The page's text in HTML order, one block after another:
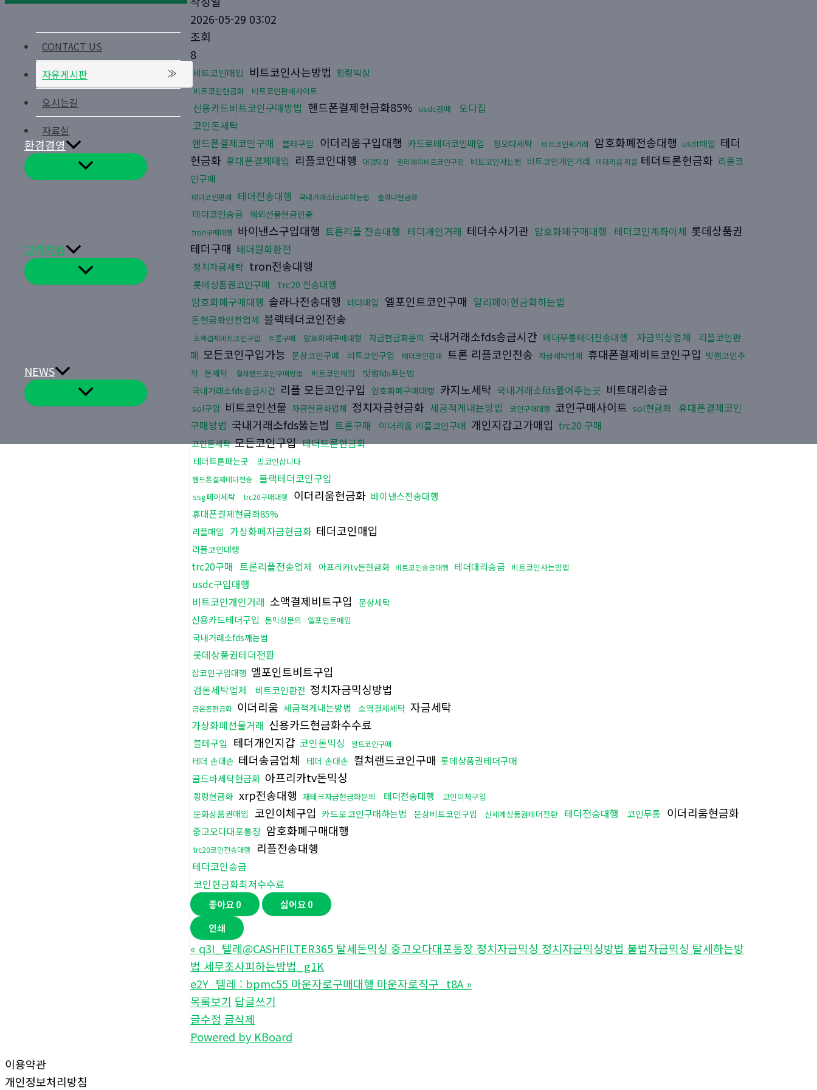
환경경영
메
뉴
토
고객지원
메
뉴
토
NEWS
메
뉴
토
CONTACT US
자유게시판
오시는길
자료실
2026-05-29 03:02
조회
8
비트코인매입 비트코인사는방법 횡령믹싱
비트코인현금화 비트코인판매사이트
신용카드비트코인구매방법 핸드폰결제현금화85% usdc판매
오다집
코인돈세탁
핸드폰결제코인구매
블테구입 이더리움구입대행 카드로테더코인매입 핑오다세탁 비트코인퀵거래 암호화폐전송대행 usdt매입 테더
현금화 휴대폰결제매입 리플코인대행 대검믹싱 알리페이비트코인구입 비트코인사는법 비트코인개인거래 이더리움 리플 테더트론현금화 리플코
인구매
테더코인판매 테더전송대행 국내거래소fds피하는법 솔라나현금화
테더코인송금 해외선물현금인출
tron구매대행 바이낸스구입대행 트론리플 전송대행 테더개인거래 테더수사기관 암호화폐구매대행 테더코인계좌이체 롯데상품권
테더구매 태더원화환전
정치자금세탁 tron전송대행
롯데상품권코인구매 trc20 전송대행
암호화폐구매대행 솔라나전송대행 테더매입 엘포인트코인구매 알리페이현금화하는법
돈현금화안전업체 블랙테더코인전송
소액결제비트코인구입 트론구매 암호화폐구매대행 자금현금화문의 국내거래소fds송금시간 테더무통테더전송대행 자금믹싱업체
리플코인판
매 모든코인구입가능 문상코인구매 비트코인구입 테더코인판매 트론 리플코인전송 자금세탁업체 휴대폰결제비트코인구입 빗썸코인추
적 돈세탁 컬쳐랜드코인구매방법 비트코인매입
빗썸fds푸는법
국내거래소fds송금시간 리플 모든코인구입 암호화폐구매대행 카지노세탁 국내거래소fds뚫어주는곳 비트대리송금
sol구입 비트코인선물 자금현금화업체 정치자금현금화 세금적게내는방법 코인구매대행 코인구매사이트 sol현금화 휴대폰결제코인
구매방법 국내거래소fds뚫는법 트론구매 이더리움 리플코인구매 개인지갑고가매입 trc20 구매
코인돈세탁모든코인구입테더트론현금화
테더트론파는곳 밈코인삽니다
핸드폰결제테더전송 블랙테더코인구입
ssg페이세탁 trc20구매대행 이더리움현금화 바이낸스전송대행
휴대폰결제현금화85%
리플매입 가상화폐자금현금화 테더코인매입
리플코인대행
trc20구매 트론리플전송업체 아프리카tv돈현금화 비트코인송금대행 테더대리송금 비트코인사는방법
usdc구입대행
비트코인개인거래 소액결제비트구입 문상세탁
신용카드테더구입 돈믹싱문의 엘포인트매입
국내거래소fds깨는법
롯데상품권테더전환
잡코인구입대행 엘포인트비트구입
검돈세탁업체 비트코인환전 정치자금믹싱방법
금은돈현금화 이더리움 세금적게내는방법 소액결제세탁 자금세탁
가상화폐선물거래 신용카드현금화수수료
블테구입 테더개인지갑 코인돈믹싱 알트코인구매
테더 손대손 테더송금업체 테더 손대손 컬쳐랜드코인구매 롯데상품권테더구매
골드바세탁현금화 아프리카tv돈믹싱
횡령현금화 xrp전송대행 재테크자금현금화문의 테더전송대행 코인이체구입
문화상품권매입 코인이체구입 카드로코인구매하는법 문상비트코인구입 신세계상품권테더전환 테더전송대행 코인무통 이더리움현금화
중고오다대포통장 암호화폐구매대행
trc20코인전송대행 리플전송대행
테더코인송금
코인현금화최저수수료
좋아요0 싫어요0
인쇄
« q3I_텔레@CASHFILTER365 탈세돈믹싱 중고오다대포통장 정치자금믹싱 정치자금믹싱방법 불법자금믹싱 탈세하는방
법 세무조사피하는방법_g1K
e2Y_텔레 : bpmc55 마운자로구매대행 마운자로직구_t8A »
목록보기 답글쓰기
글수정 글삭제
Powered by KBoard
이용약관
개인정보처리방침